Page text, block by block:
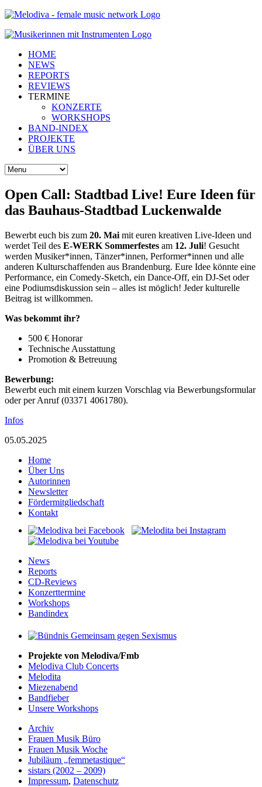
HOME
NEWS
REPORTS
REVIEWS
TERMINE
KONZERTE
WORKSHOPS
BAND-INDEX
PROJEKTE
ÜBER UNS
Open Call: Stadtbad Live! Eure Ideen für
das Bauhaus-Stadtbad Luckenwalde
Bewerbt euch bis zum 20. Mai mit euren kreativen Live-Ideen und
werdet Teil des E-WERK Sommerfestes am 12. Juli! Gesucht
werden Musiker*innen, Tänzer*innen, Performer*innen und alle
anderen Kulturschaffenden aus Brandenburg. Eure Idee könnte eine
Performance, ein Comedy-Sketch, ein Dance-Off, ein DJ-Set oder
eine Podiumsdiskussion sein – alles ist möglich! Jeder kulturelle
Beitrag ist willkommen.
Was bekommt ihr?
500 € Honorar
Technische Ausstattung
Promotion & Betreuung
Bewerbung:
Bewerbt euch mit einem kurzen Vorschlag via Bewerbungsformular
oder per Anruf (03371 4061780).
Infos
05.05.2025
Home
Über Uns
Autorinnen
Newsletter
Fördermitgliedschaft
Kontakt
News
Reports
CD-Reviews
Konzerttermine
Workshops
Bandindex
Projekte von Melodiva/Fmb
Melodiva Club Concerts
Melodita
Miezenabend
Bandfieber
Unsere Workshops
Archiv
Frauen Musik Büro
Frauen Musik Woche
Jubiläum „femmetastique“
sistars (2002 – 2009)
Impressum, Datenschutz